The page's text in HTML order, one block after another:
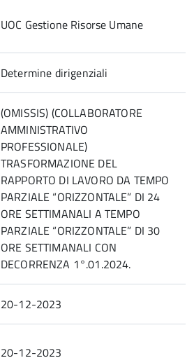
UOC Gestione Risorse Umane
Determine dirigenziali
(OMISSIS) (COLLABORATORE
AMMINISTRATIVO
PROFESSIONALE)
TRASFORMAZIONE DEL
RAPPORTO DI LAVORO DA TEMPO
PARZIALE “ORIZZONTALE” DI 24
ORE SETTIMANALI A TEMPO
PARZIALE “ORIZZONTALE” DI 30
ORE SETTIMANALI CON
DECORRENZA 1°.01.2024.
20-12-2023
20-12-2023